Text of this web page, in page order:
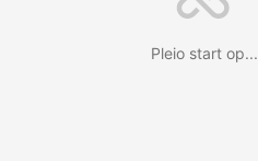
Pleio start op...